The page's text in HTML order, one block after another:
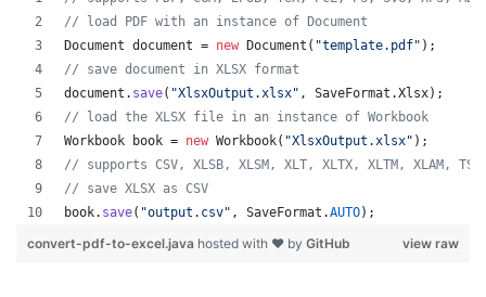
// load PDF with an instance of Document
Document document = new Document ( "template.pdf" );
// save document in XLSX format
document . save( "XlsxOutput.xlsx" , SaveFormat .Xlsx);
// load the XLSX file in an instance of Workbook
Workbook
book = new Workbook( "XlsxOutput.xlsx" );
// supports CSV, XLSB, XLSM, XLT, XLTX, XLTM, XLAM,
// save XLSX as CSV
book. save( "output.csv" , SaveFormat .AUTO);
view raw
convert-pdf-to-excel.java hosted with ❤ by GitHub